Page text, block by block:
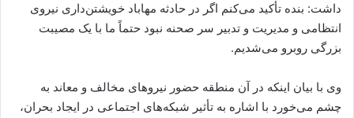
داشت: بنده تأکید می‌کنم اگر در حادثه مهاباد خویشتن‌داری نیروی
انتظامی و مدیریت و تدبیر سر صحنه نبود حتماً ما با یک مصیبت
بزرگی روبرو می‌شدیم.
وی با بیان اینکه در آن منطقه حضور نیروهای مخالف و معاند به
چشم می‌خورد با اشاره به تأثیر شبکه‌های اجتماعی در ایجاد بحران،